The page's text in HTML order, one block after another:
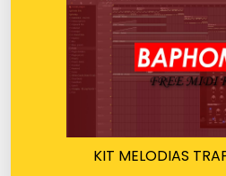
KIT MELODIAS